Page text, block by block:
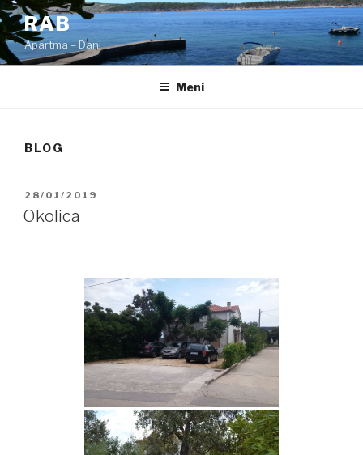
Skoči
na
vsebino
RAB
Apartma – Dani
Meni
BLOG
OBJAVLJENO
DNE
28/01/2019
Okolica